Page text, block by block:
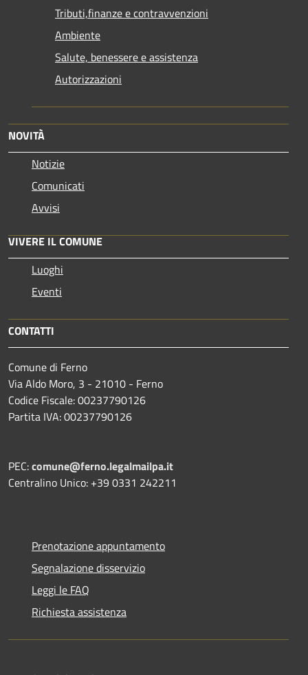
Tributi,finanze e contravvenzioni
Ambiente
Salute, benessere e assistenza
Autorizzazioni
NOVITÀ
Notizie
Comunicati
Avvisi
VIVERE IL COMUNE
Luoghi
Eventi
CONTATTI
Comune di Ferno
Via Aldo Moro, 3 - 21010 - Ferno
Codice Fiscale: 00237790126
Partita IVA: 00237790126
PEC:comune@ferno.legalmailpa.it
Centralino Unico: +39 0331 242211
Prenotazione appuntamento
Segnalazione disservizio
Leggi le FAQ
Richiesta assistenza